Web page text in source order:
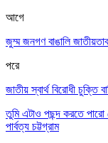
আগে
জুম্ম জনগণ বাঙালি
পরে
জাতীয় স্বার্থ বিরোধী চুক্তি
তুমি এটাও পছন্দ করতে পারো
পার্বত্য চট্টগ্রাম